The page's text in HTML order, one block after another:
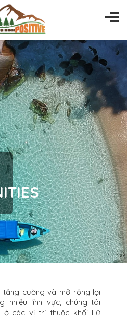
tăng cường và mở rộng lợi
nhiều lĩnh vực, chúng tôi
ở các vị trí thuộc khối Lữ